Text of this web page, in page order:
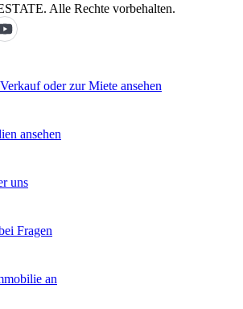
Alle Rechte vorbehalten.
oder zur Miete ansehen
ansehen
uns
Fragen
an